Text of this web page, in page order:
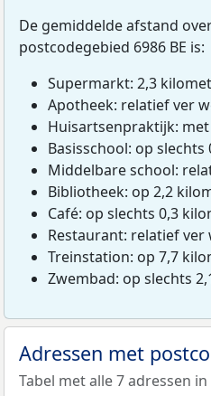
De gemiddelde afstand
postcodegebied 6986 BE is:
Supermarkt: 2,3
Apotheek: relatief ver
Huisartsenpraktijk:
Basisschool: op
Middelbare school:
Bibliotheek: op 2,2
Café: op slechts 0,3
Restaurant: relatief
Treinstation: op 7,7
Zwembad: op slechts
Adressen met
Tabel met alle 7 adressen